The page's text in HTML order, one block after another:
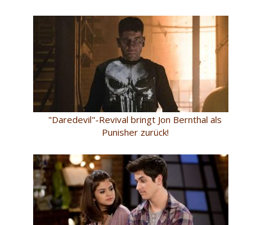
"Daredevil"-Revival bringt Jon Bernthal als
Punisher zurück!